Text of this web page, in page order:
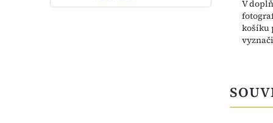
V
košíku